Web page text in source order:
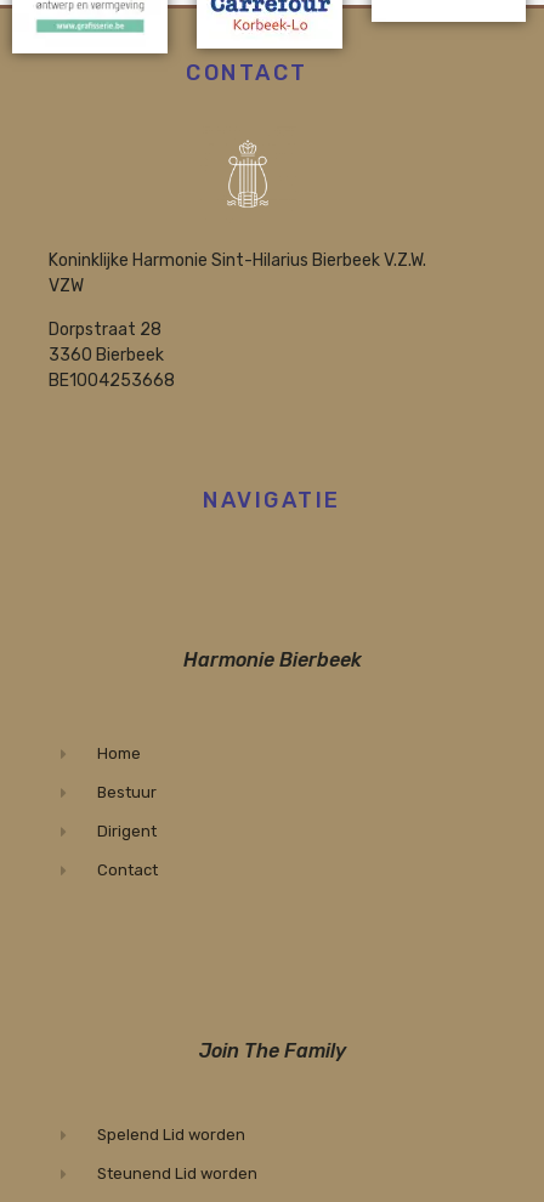
CONTACT
Koninklijke Harmonie Sint-Hilarius Bierbeek V.Z.W.
VZW
Dorpstraat 28
3360 Bierbeek
BE1004253668
NAVIGATIE
Harmonie Bierbeek
Home
Bestuur
Dirigent
Contact
Join The Family
Spelend Lid worden
Steunend Lid worden